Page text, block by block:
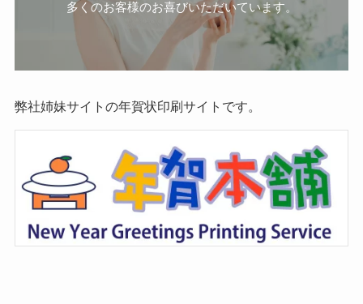
多くのお客様のお喜びいただいています。
弊社姉妹サイトの年賀状印刷サイトです。